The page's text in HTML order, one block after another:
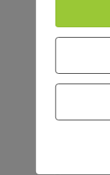
Time
27.